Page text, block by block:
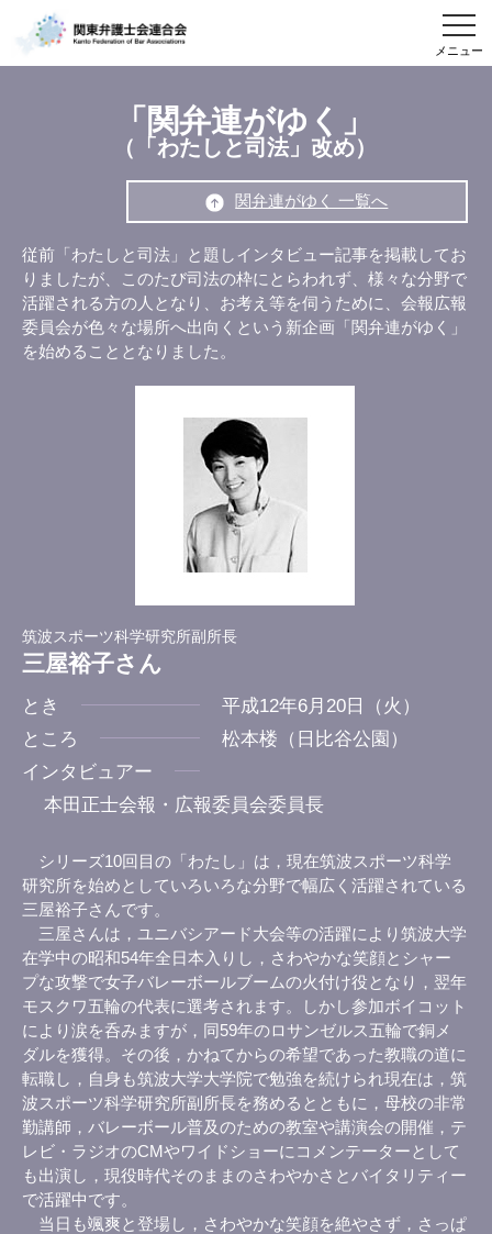
メニュー
「関弁連がゆく」
（「わたしと司法」改め）
関弁連がゆく 一覧へ
従前「わたしと司法」と題しインタビュー記事を掲載してお
りましたが、このたび司法の枠にとらわれず、様々な分野で
活躍される方の人となり、お考え等を伺うために、会報広報
委員会が色々な場所へ出向くという新企画「関弁連がゆく」
を始めることとなりました。
筑波スポーツ科学研究所副所長
三屋裕子さん
とき
平成12年6月20日（火）
ところ
松本楼（日比谷公園）
インタビュアー
本田正士会報・広報委員会委員長
シリーズ10回目の「わたし」は，現在筑波スポーツ科学
研究所を始めとしていろいろな分野で幅広く活躍されている
三屋裕子さんです。
三屋さんは，ユニバシアード大会等の活躍により筑波大学
在学中の昭和54年全日本入りし，さわやかな笑顔とシャー
プな攻撃で女子バレーボールブームの火付け役となり，翌年
モスクワ五輪の代表に選考されます。しかし参加ボイコット
により涙を呑みますが，同59年のロサンゼルス五輪で銅メ
ダルを獲得。その後，かねてからの希望であった教職の道に
転職し，自身も筑波大学大学院で勉強を続けられ現在は，筑
波スポーツ科学研究所副所長を務めるとともに，母校の非常
勤講師，バレーボール普及のための教室や講演会の開催，テ
レビ・ラジオのCMやワイドショーにコメンテーターとして
も出演し，現役時代そのままのさわやかさとバイタリティー
で活躍中です。
当日も颯爽と登場し，さわやかな笑顔を絶やさず，さっぱ